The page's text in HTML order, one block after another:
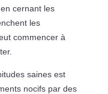
en cernant les
les
commencer à
saines est
nocifs par des